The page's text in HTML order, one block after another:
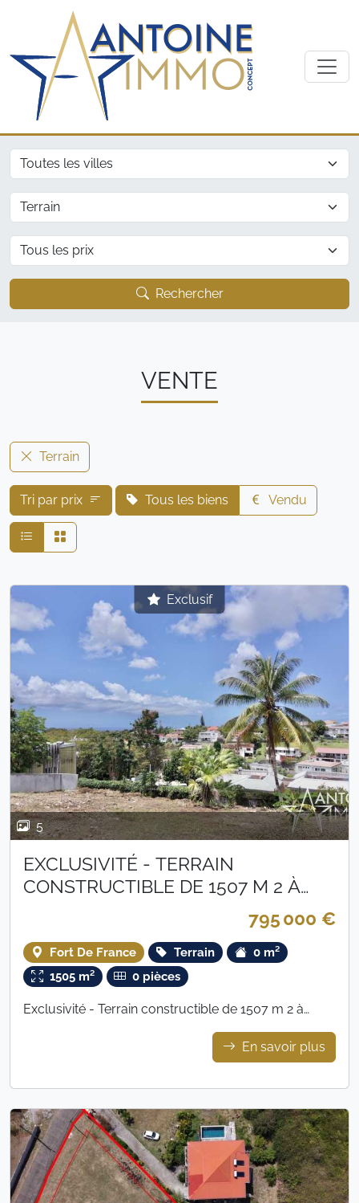
Ville
Type
Prix
Rechercher
VENTE
Terrain
Tri par prix Tous les biens Vendu
Exclusif
5
EXCLUSIVITÉ - TERRAIN
CONSTRUCTIBLE DE 1507 M 2 À
795 000 €
Fort De France Terrain
0 m²
1505 m²
0 pièces
Exclusivité - Terrain constructible de 1507 m 2 à
En savoir plus